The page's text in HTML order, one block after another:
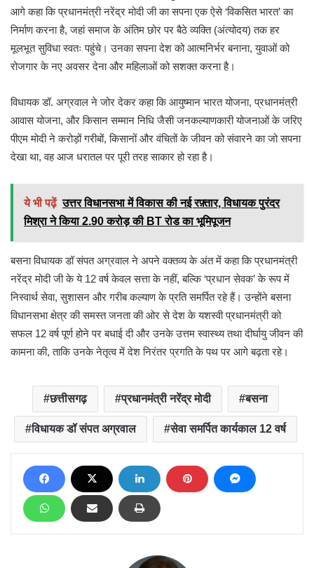
आगे कहा कि प्रधानमंत्री नरेंद्र मोदी जी का सपना एक ऐसे ‘विकसित भारत’ का
निर्माण करना है, जहां समाज के अंतिम छोर पर बैठे व्यक्ति (अंत्योदय) तक हर
मूलभूत सुविधा स्वतः पहुंचे। उनका सपना देश को आत्मनिर्भर बनाना, युवाओं को
रोजगार के नए अवसर देना और महिलाओं को सशक्त करना है।
विधायक डॉ. अग्रवाल ने जोर देकर कहा कि आयुष्मान भारत योजना, प्रधानमंत्री
आवास योजना, और किसान सम्मान निधि जैसी जनकल्याणकारी योजनाओं के जरिए
पीएम मोदी ने करोड़ों गरीबों, किसानों और वंचितों के जीवन को संवारने का जो सपना
देखा था, वह आज धरातल पर पूरी तरह साकार हो रहा है।
ये भी पढ़ें उत्तर विधानसभा में विकास की नई रफ़्तार, विधायक पुरंदर
मिश्रा ने किया 2.90 करोड़ की BT रोड का भूमिपूजन
बसना विधायक डॉ संपत अग्रवाल ने अपने वक्तव्य के अंत में कहा कि प्रधानमंत्री
नरेंद्र मोदी जी के ये 12 वर्ष केवल सत्ता के नहीं, बल्कि ‘प्रधान सेवक’ के रूप में
निस्वार्थ सेवा, सुशासन और गरीब कल्याण के प्रति समर्पित रहे हैं। उन्होंने बसना
विधानसभा क्षेत्र की समस्त जनता की ओर से देश के यशस्वी प्रधानमंत्री को
सफल 12 वर्ष पूर्ण होने पर बधाई दी और उनके उत्तम स्वास्थ्य तथा दीर्घायु जीवन की
कामना की, ताकि उनके नेतृत्व में देश निरंतर प्रगति के पथ पर आगे बढ़ता रहे।
छत्तीसगढ़ प्रधानमंत्री नरेंद्र मोदी बसना
विधायक डॉ संपत अग्रवाल सेवा समर्पित कार्यकाल 12 वर्ष